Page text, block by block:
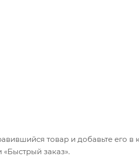
товар и добавьте его в
заказ».